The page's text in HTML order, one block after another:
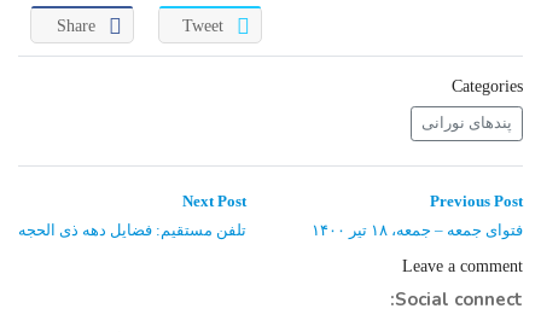
واحد علمی – درس صحیح بخاری
Share Tweet
Categories
پندهای نورانی
راهبری
نوشته
Previous Post
Previous
فتوای جمعه – جمعه، ۱۸ تیر ۱۴۰۰
Next Post
Next
تلفن مستقیم: فضایل دهه ذی الحجه
Leave a comment
Social connect: